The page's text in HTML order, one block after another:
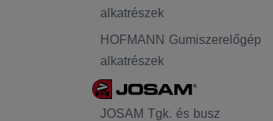
alkatrészek
HOFMANN Gumiszerelőgép
alkatrészek
JOSAM Tgk. és busz